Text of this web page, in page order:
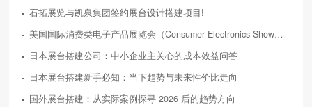
石拓展览与凯泉集团签约展台设计搭建项目!
美国国际消费类电子产品展览会（Consumer Electronics Show，简称CES）
日本展台搭建公司：中小企业主关心的成本效益问答
日本展台搭建新手必知：当下趋势与未来性价比走向
国外展台搭建：从实际案例探寻 2026 后的趋势方向